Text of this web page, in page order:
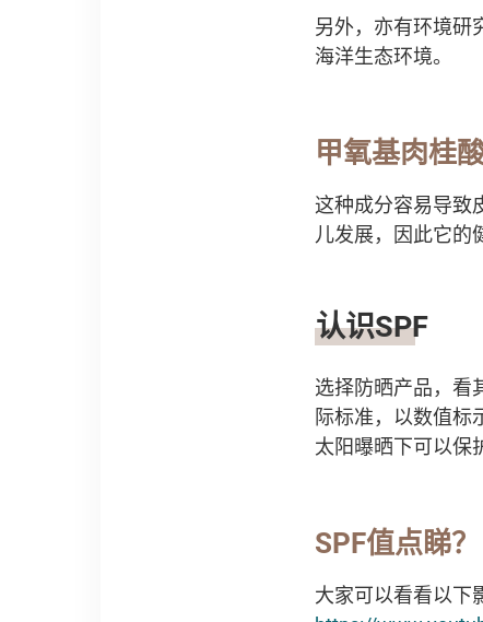
另外，亦有环境研
海洋生态环境。
甲氧基肉桂
这种成分容易导致
儿发展，因此它的
认识SPF
选择防晒产品，看
际标准，以数值标
太阳曝晒下可以保
SPF值点睇？
大家可以看看以下